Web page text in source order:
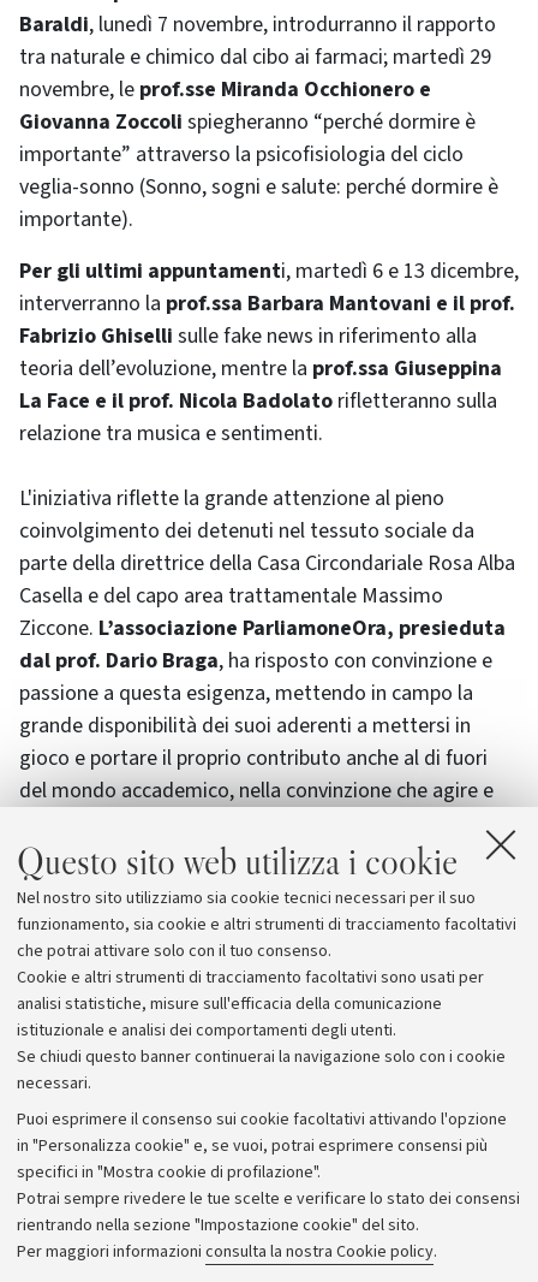
Questo sito web utilizza i cookie
Nel nostro sito utilizziamo sia cookie tecnici necessari per il suo
funzionamento, sia cookie e altri strumenti di tracciamento facoltativi
che potrai attivare solo con il tuo consenso.
Cookie e altri strumenti di tracciamento facoltativi sono usati per
analisi statistiche, misure sull'efficacia della comunicazione
istituzionale e analisi dei comportamenti degli utenti.
Se chiudi questo banner continuerai la navigazione solo con i cookie
necessari.
Puoi esprimere il consenso sui cookie facoltativi attivando l'opzione
in "Personalizza cookie" e, se vuoi, potrai esprimere consensi più
specifici in "Mostra cookie di profilazione".
Potrai sempre rivedere le tue scelte e verificare lo stato dei consensi
rientrando nella sezione "Impostazione cookie" del sito.
Per maggiori informazioni consulta la nostra Cookie policy.
Baraldi, lunedì 7 novembre, introdurranno il rapporto
tra naturale e chimico dal cibo ai farmaci; martedì 29
novembre, le prof.sse Miranda Occhionero e
Giovanna Zoccoli spiegheranno “perché dormire è
importante” attraverso la psicofisiologia del ciclo
veglia-sonno (Sonno, sogni e salute: perché dormire è
importante).
Per gli ultimi appuntamenti, martedì 6 e 13 dicembre,
interverranno la prof.ssa Barbara Mantovani e il prof.
Fabrizio Ghiselli sulle fake news in riferimento alla
teoria dell’evoluzione, mentre la prof.ssa Giuseppina
La Face e il prof. Nicola Badolato rifletteranno sulla
relazione tra musica e sentimenti.
L'iniziativa riflette la grande attenzione al pieno
coinvolgimento dei detenuti nel tessuto sociale da
parte della direttrice della Casa Circondariale Rosa Alba
Casella e del capo area trattamentale Massimo
Ziccone. L’associazione ParliamoneOra, presieduta
dal prof. Dario Braga, ha risposto con convinzione e
passione a questa esigenza, mettendo in campo la
grande disponibilità dei suoi aderenti a mettersi in
gioco e portare il proprio contributo anche al di fuori
del mondo accademico, nella convinzione che agire e
comunicare nella società, l’impegno pubblico, non sia
meno importante delle altre missioni cui
tradizionalmente sono impegnati i docenti universitari:
accrescere le conoscenze (ricerca) e trasmetterle alle
nuove generazioni (didattica).
Archivio
Comunicati stampa
Redazione
Rassegna stampa